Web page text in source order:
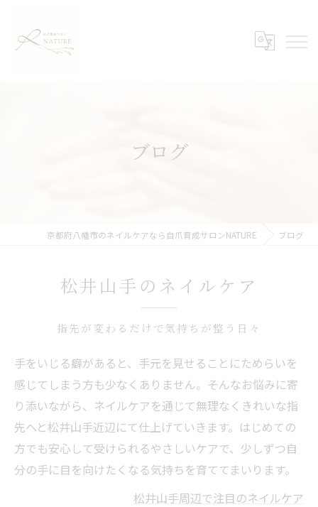
ブログ
京都府八幡市のネイルケアなら自爪育成サロンNATURE ブログ
松井山手のネイルケア
指先が変わるだけで気持ちが整う日々
手をいじる癖があると、手元を見せることにためらいを
感じてしまう方も少なくありません。そんなお悩みに寄
り添いながら、ネイルケアを通じて無理なくきれいな指
先へと松井山手近辺にて仕上げていきます。はじめての
方でも安心して受けられるやさしいケアで、少しずつ自
分の手に目を向けたくなる気持ちを育ててまいります。
松井山手周辺で注目のネイルケア